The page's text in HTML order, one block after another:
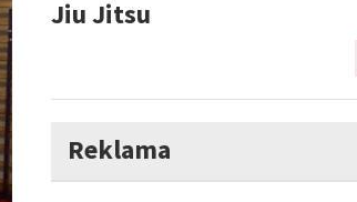
Jiu Jitsu
Reklama